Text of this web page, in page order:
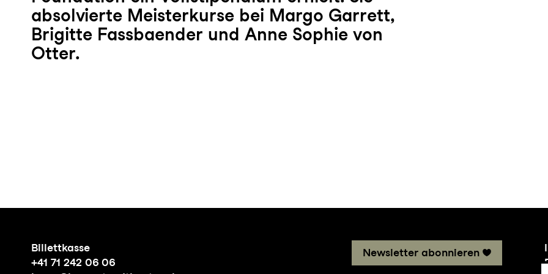
absolvierte Meisterkurse bei Margo Garrett,
Brigitte Fassbaender und Anne Sophie von
Otter.
Billettkasse
+41 71 242 06 06
Newsletter abonnieren